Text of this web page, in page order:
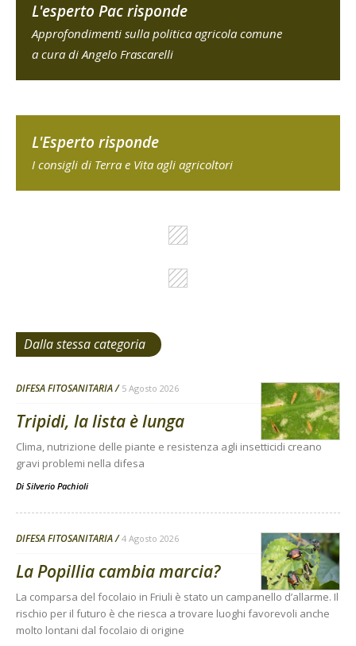
L'esperto Pac risponde
Approfondimenti sulla politica agricola comune
a cura di Angelo Frascarelli
L'Esperto risponde
I consigli di Terra e Vita agli agricoltori
Dalla stessa categoria
DIFESA FITOSANITARIA 5 Agosto 2026
Tripidi, la lista è lunga
Clima, nutrizione delle piante e resistenza agli insetticidi creano
gravi problemi nella difesa
Di Silverio Pachioli
DIFESA FITOSANITARIA 4 Agosto 2026
La Popillia cambia marcia?
La comparsa del focolaio in Friuli è stato un campanello d’allarme. Il
rischio per il futuro è che riesca a trovare luoghi favorevoli anche
molto lontani dal focolaio di origine